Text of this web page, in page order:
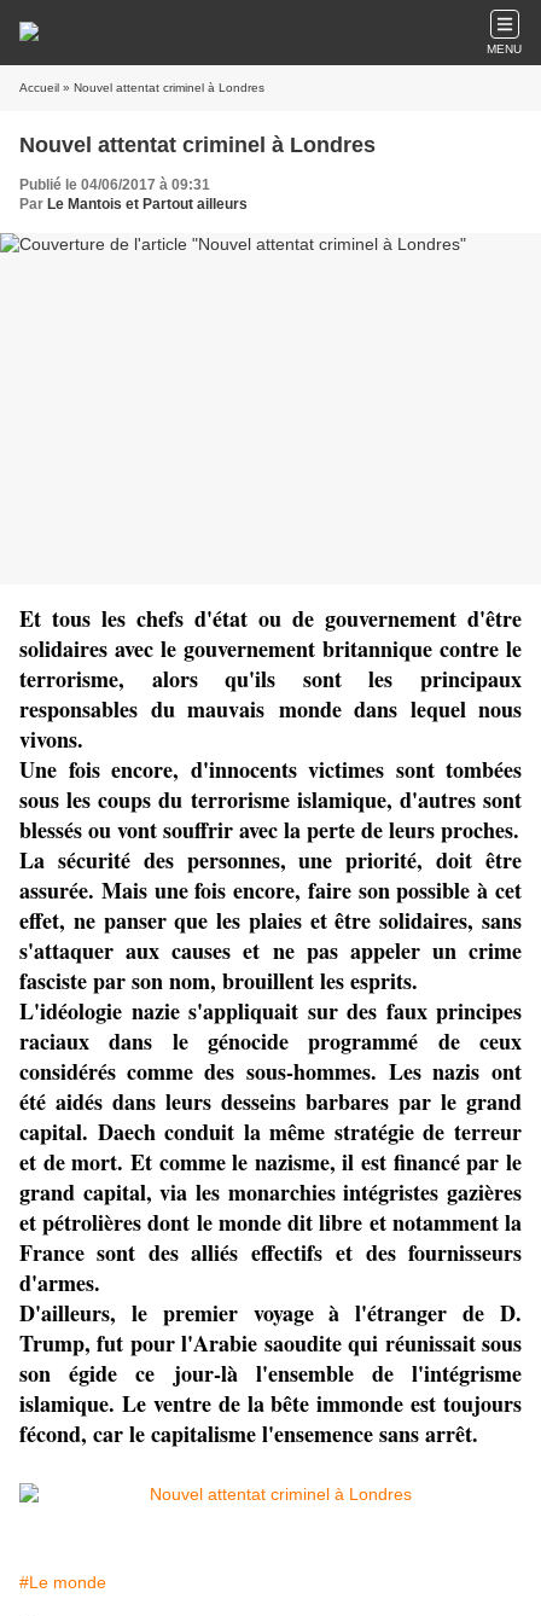
MENU
Accueil » Nouvel attentat criminel à Londres
Nouvel attentat criminel à Londres
Publié le 04/06/2017 à 09:31
Par Le Mantois et Partout ailleurs
Et tous les chefs d'état ou de gouvernement d'être
solidaires avec le gouvernement britannique contre le
terrorisme, alors qu'ils sont les principaux
responsables du mauvais monde dans lequel nous
vivons.
Une fois encore, d'innocents victimes sont tombées
sous les coups du terrorisme islamique, d'autres sont
blessés ou vont souffrir avec la perte de leurs proches.
La sécurité des personnes, une priorité, doit être
assurée. Mais une fois encore, faire son possible à cet
effet, ne panser que les plaies et être solidaires, sans
s'attaquer aux causes et ne pas appeler un crime
fasciste par son nom, brouillent les esprits.
L'idéologie nazie s'appliquait sur des faux principes
raciaux dans le génocide programmé de ceux
considérés comme des sous-hommes. Les nazis ont
été aidés dans leurs desseins barbares par le grand
capital. Daech conduit la même stratégie de terreur
et de mort. Et comme le nazisme, il est financé par le
grand capital, via les monarchies intégristes gazières
et pétrolières dont le monde dit libre et notamment la
France sont des alliés effectifs et des fournisseurs
d'armes.
D'ailleurs, le premier voyage à l'étranger de D.
Trump, fut pour l'Arabie saoudite qui réunissait sous
son égide ce jour-là l'ensemble de l'intégrisme
islamique. Le ventre de la bête immonde est toujours
fécond, car le capitalisme l'ensemence sans arrêt.
#Le monde